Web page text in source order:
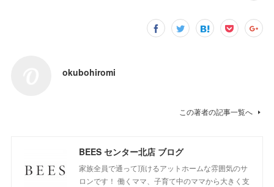
okubohiromi
この著者の記事一覧へ
BEES センター北店 ブログ
家族全員で通って頂けるアットホームな雰囲気のサ
ロンです！ 働くママ、子育て中のママから大きく支